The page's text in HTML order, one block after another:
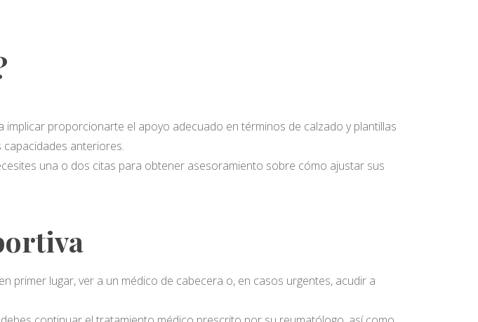
proporcionarte el apoyo adecuado en términos de calzado y plantillas
anteriores.
una o dos citas para obtener asesoramiento sobre cómo ajustar sus
primer lugar, ver a un médico de cabecera o, en casos urgentes, acudir a